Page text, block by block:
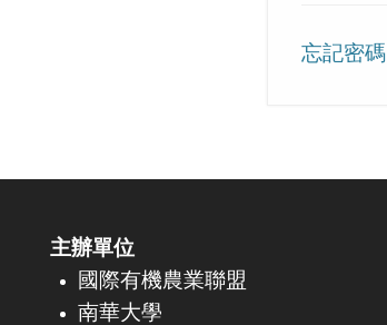
忘記密碼
主辦單位
國際有機農業聯盟
南華大學